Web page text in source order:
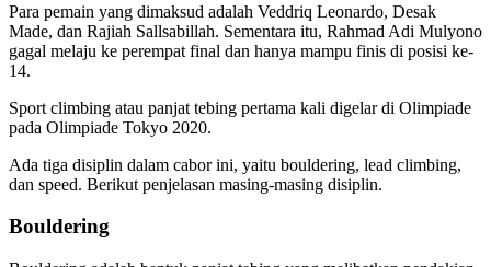
Sep 6, 2024
Para pemain yang dimaksud adalah Veddriq Leonardo, Desak
Made, dan Rajiah Sallsabillah. Sementara itu, Rahmad Adi Mulyono
gagal melaju ke perempat final dan hanya mampu finis di posisi ke-
14.
Sport climbing atau panjat tebing pertama kali digelar di Olimpiade
pada Olimpiade Tokyo 2020.
Ada tiga disiplin dalam cabor ini, yaitu bouldering, lead climbing,
dan speed. Berikut penjelasan masing-masing disiplin.
Bouldering